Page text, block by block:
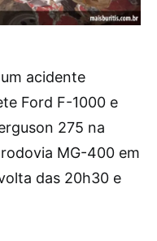
acidente
Ford F-1000 e
275 na
MG-400 em
das 20h30 e